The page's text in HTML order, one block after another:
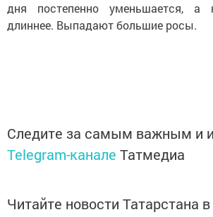
дня постепенно уменьшается, а
длиннее. Выпадают большие росы.
Следите за самым важным и
Telegram-канале Татмедиа
Читайте новости Татарстана в